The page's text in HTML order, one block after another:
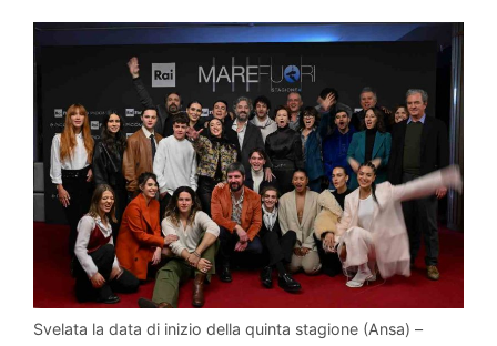
Svelata la data di inizio della quinta stagione (Ansa) –